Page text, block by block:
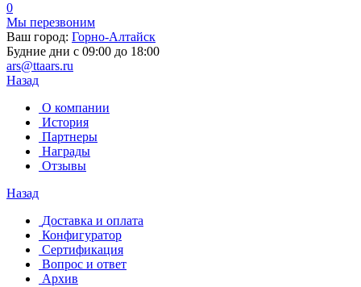
0
Мы перезвоним
Ваш город: Горно-Алтайск
Будние дни с 09:00 до 18:00
ars@ttaars.ru
Назад
О компании
История
Партнеры
Награды
Отзывы
Назад
Доставка и оплата
Конфигуратор
Сертификация
Вопрос и ответ
Архив